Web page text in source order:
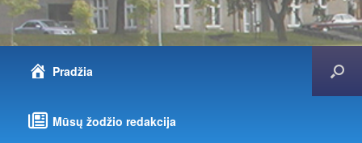
Pradžia
Mūsų žodžio redakcija